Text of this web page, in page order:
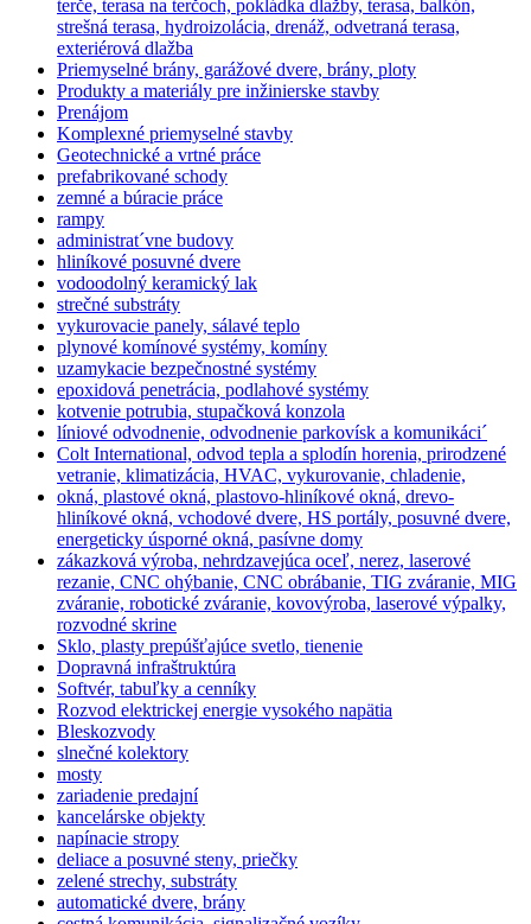
terče, terasa na terčoch, pokládka dlažby, terasa, balkón,
strešná terasa, hydroizolácia, drenáž, odvetraná terasa,
exteriérová dlažba
Priemyselné brány, garážové dvere, brány, ploty
Produkty a materiály pre inžinierske stavby
Prenájom
Komplexné priemyselné stavby
Geotechnické a vrtné práce
prefabrikované schody
zemné a búracie práce
rampy
administrat´vne budovy
hliníkové posuvné dvere
vodoodolný keramický lak
strečné substráty
vykurovacie panely, sálavé teplo
plynové komínové systémy, komíny
uzamykacie bezpečnostné systémy
epoxidová penetrácia, podlahové systémy
kotvenie potrubia, stupačková konzola
líniové odvodnenie, odvodnenie parkovísk a komunikáci´
Colt International, odvod tepla a splodín horenia, prirodzené
vetranie, klimatizácia, HVAC, vykurovanie, chladenie,
okná, plastové okná, plastovo-hliníkové okná, drevo-
hliníkové okná, vchodové dvere, HS portály, posuvné dvere,
energeticky úsporné okná, pasívne domy
zákazková výroba, nehrdzavejúca oceľ, nerez, laserové
rezanie, CNC ohýbanie, CNC obrábanie, TIG zváranie, MIG
zváranie, robotické zváranie, kovovýroba, laserové výpalky,
rozvodné skrine
Sklo, plasty prepúšťajúce svetlo, tienenie
Dopravná infraštruktúra
Softvér, tabuľky a cenníky
Rozvod elektrickej energie vysokého napätia
Bleskozvody
slnečné kolektory
mosty
zariadenie predajní
kancelárske objekty
napínacie stropy
deliace a posuvné steny, priečky
zelené strechy, substráty
automatické dvere, brány